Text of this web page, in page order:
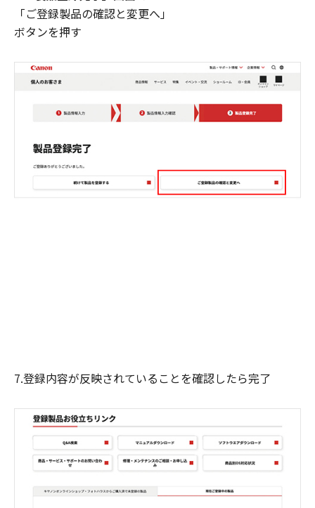
「ご登録製品の確認と変更へ」
ボタンを押す
7.登録内容が反映されていることを確認したら完了